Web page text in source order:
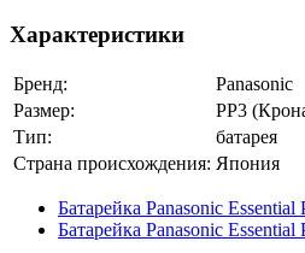
Характеристики
Бренд:
Panasonic
Размер:
РР3
Тип:
батарея
Страна происхождения: Япония
Батарейка Panasonic
Батарейка Panasonic